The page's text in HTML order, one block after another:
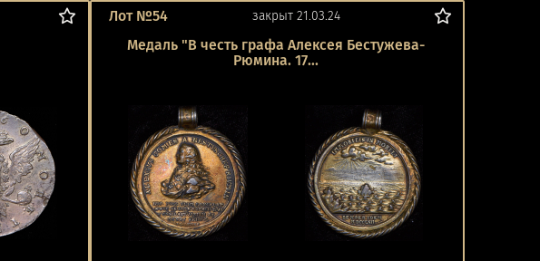
Лот №54 закрыт 21.03.24
Медаль "В честь графа Алексея Бестужева-
Рюмина. 17...